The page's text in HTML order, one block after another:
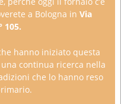
a Bologna in Via
105.
hanno iniziato questa
continua ricerca nella
che lo hanno reso